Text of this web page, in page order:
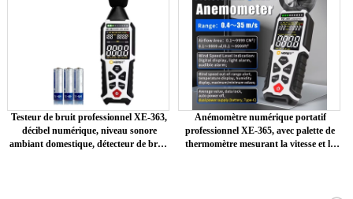
Testeur de bruit professionnel XE-363,
décibel numérique, niveau sonore
ambiant domestique, détecteur de bruit
Anémomètre numérique portatif
professionnel XE-365, avec palette de
thermomètre mesurant la vitesse et la